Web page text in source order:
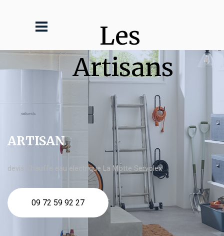
Les
Artisans
ARTISAN
devis Chauffe eau electrique La Motte Servolex
09 72 59 92 27